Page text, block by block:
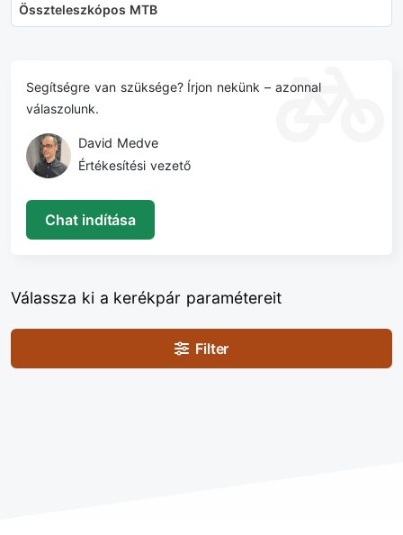
Összteleszkópos MTB
Segítségre van szüksége? Írjon nekünk – azonnal
válaszolunk.
David Medve
Értékesítési vezető
Chat indítása
Válassza ki a kerékpár paramétereit
Filter